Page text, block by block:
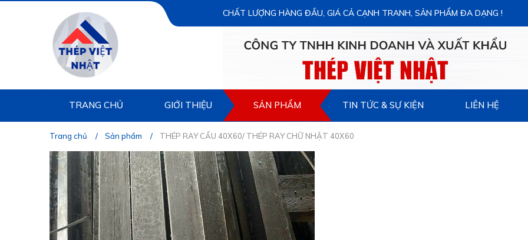
CHẤT LƯỢNG HÀNG ĐẦU, GIÁ CẢ CẠNH TRANH, SẢN PHẨM ĐA DẠNG !
TRANG CHỦ GIỚI THIỆU SẢN PHẨM TIN TỨC & SỰ KIỆN LIÊN HỆ
Trang chủ Sản phẩm THÉP RAY CẨU 40X60/ THÉP RAY CHỮ NHẬT 40X60